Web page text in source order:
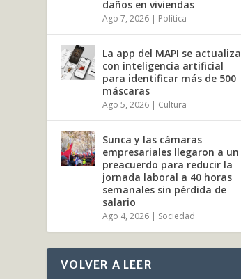
daños en viviendas
Ago 7, 2026 | Política
La app del MAPI se actualiza
con inteligencia artificial
para identificar más de 500
máscaras
Ago 5, 2026 | Cultura
Sunca y las cámaras
empresariales llegaron a un
preacuerdo para reducir la
jornada laboral a 40 horas
semanales sin pérdida de
salario
Ago 4, 2026 | Sociedad
VOLVER A LEER